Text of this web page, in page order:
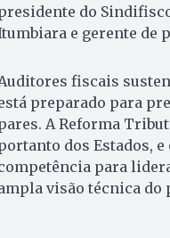
do
e gerente de
fiscais
preparado para
A Reforma
dos Estados,
para
visão técnica do